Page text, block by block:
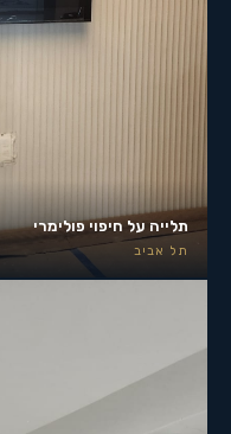
תלייה על חיפוי פולימרי
תל אביב